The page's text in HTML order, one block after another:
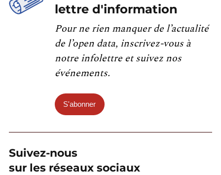
lettre d'information
Pour ne rien manquer de l’actualité
de l’open data, inscrivez-vous à
notre infolettre et suivez nos
événements.
S'abonner
Suivez-nous
sur les réseaux sociaux